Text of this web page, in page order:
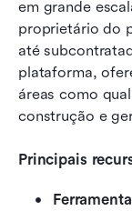
em grande
proprietário do
até
plataforma,
áreas como
construção e
Principais